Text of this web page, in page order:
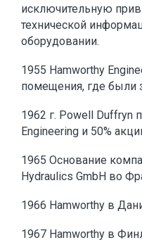
исключительную
технической
оборудовании.
1955 Hamworthy
помещения, где были
1962 г. Powell Duffryn
Engineering и 50%
1965 Основание
Hydraulics GmbH во
1966 Hamworthy в
1967 Hamworthy в